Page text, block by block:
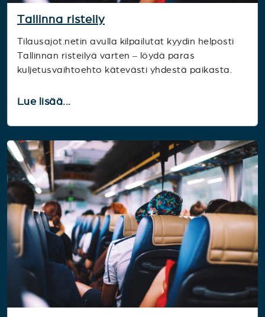
Tallinna risteily
Tilausajot.netin avulla kilpailutat kyydin helposti
Tallinnan risteilyä varten – löydä paras
kuljetusvaihtoehto kätevästi yhdestä paikasta.
Lue lisää...